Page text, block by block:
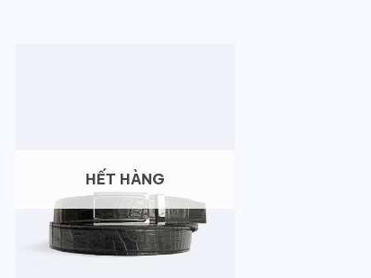
HẾT HÀNG